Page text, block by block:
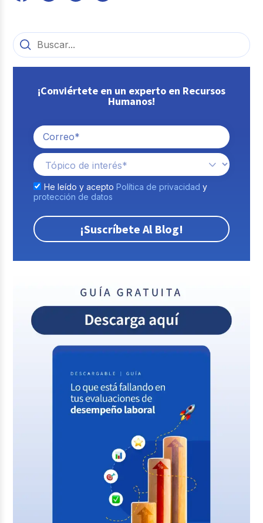
¡Conviértete en un experto en Recursos
Humanos!
He leído y acepto Política de privacidad y
protección de datos